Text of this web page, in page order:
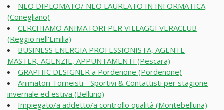
NEO DIPLOMATO/ NEO LAUREATO IN INFORMATICA
(Conegliano)
CERCHIAMO ANIMATORI PER VILLAGGI VERACLUB
(Reggio nell'Emilia)
BUSINESS ENERGIA PROFESSIONISTA, AGENTE
MASTER, AGENZIE, APPUNTAMENTI (Pescara)
GRAPHIC DESIGNER a Pordenone (Pordenone)
Animatori Torneisti - Sportivi & Contattisti per stagione
invernale ed estiva (Belluno)
Impiegato/a addetto/a controllo qualità (Montebelluna)